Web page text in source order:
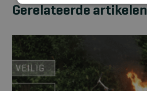
Gerelateerde artikelen